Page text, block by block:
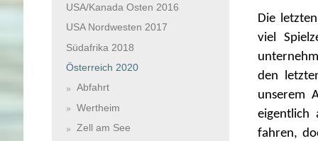
Die
viel
den
unserem
eigentlich
fahren,
USA/Kanada Osten 2016
USA Nordwesten 2017
Südafrika 2018
Österreich 2020
Abfahrt
Wertheim
Zell am See